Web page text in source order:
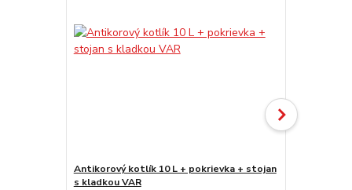
Antikorový kotlík 10 L + pokrievka + stojan
s kladkou VAR